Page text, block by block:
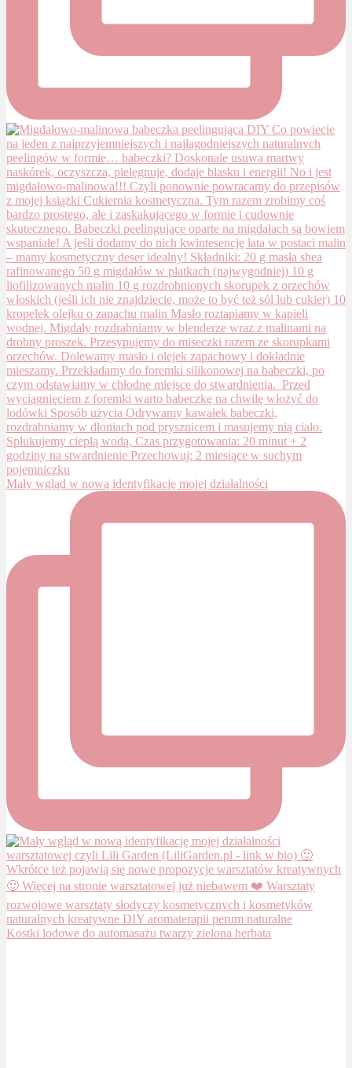
Mały wgląd w nową identyfikację mojej działalności
Kostki lodowe do automasażu twarzy zielona herbata